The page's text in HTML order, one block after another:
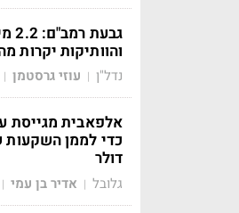
והוותיקות יקרות
נדל"ן | עוזי גרסטמן |
דולר
גלובל | אדיר בן עמי |